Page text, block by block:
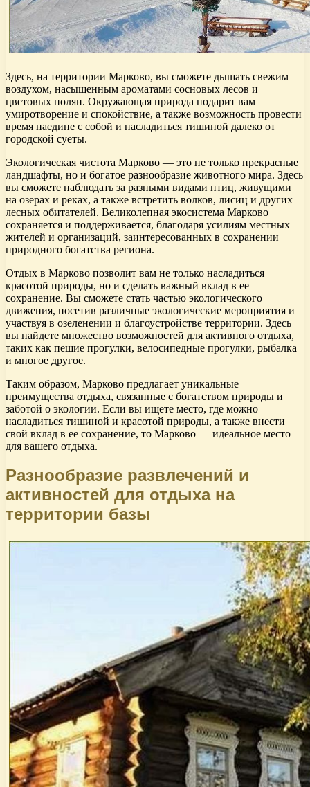
Здесь, на территории Марково, вы сможете дышать свежим
воздухом, насыщенным ароматами сосновых лесов и
цветовых полян. Окружающая природа подарит вам
умиротворение и спокойствие, а также возможность провести
время наедине с собой и насладиться тишиной далеко от
городской суеты.
Экологическая чистота Марково — это не только прекрасные
ландшафты, но и богатое разнообразие животного мира. Здесь
вы сможете наблюдать за разными видами птиц, живущими
на озерах и реках, а также встретить волков, лисиц и других
лесных обитателей. Великолепная экосистема Марково
сохраняется и поддерживается, благодаря усилиям местных
жителей и организаций, заинтересованных в сохранении
природного богатства региона.
Отдых в Марково позволит вам не только насладиться
красотой природы, но и сделать важный вклад в ее
сохранение. Вы сможете стать частью экологического
движения, посетив различные экологические мероприятия и
участвуя в озеленении и благоустройстве территории. Здесь
вы найдете множество возможностей для активного отдыха,
таких как пешие прогулки, велосипедные прогулки, рыбалка
и многое другое.
Таким образом, Марково предлагает уникальные
преимущества отдыха, связанные с богатством природы и
заботой о экологии. Если вы ищете место, где можно
насладиться тишиной и красотой природы, а также внести
свой вклад в ее сохранение, то Марково — идеальное место
для вашего отдыха.
Разнообразие развлечений и
активностей для отдыха на
территории базы